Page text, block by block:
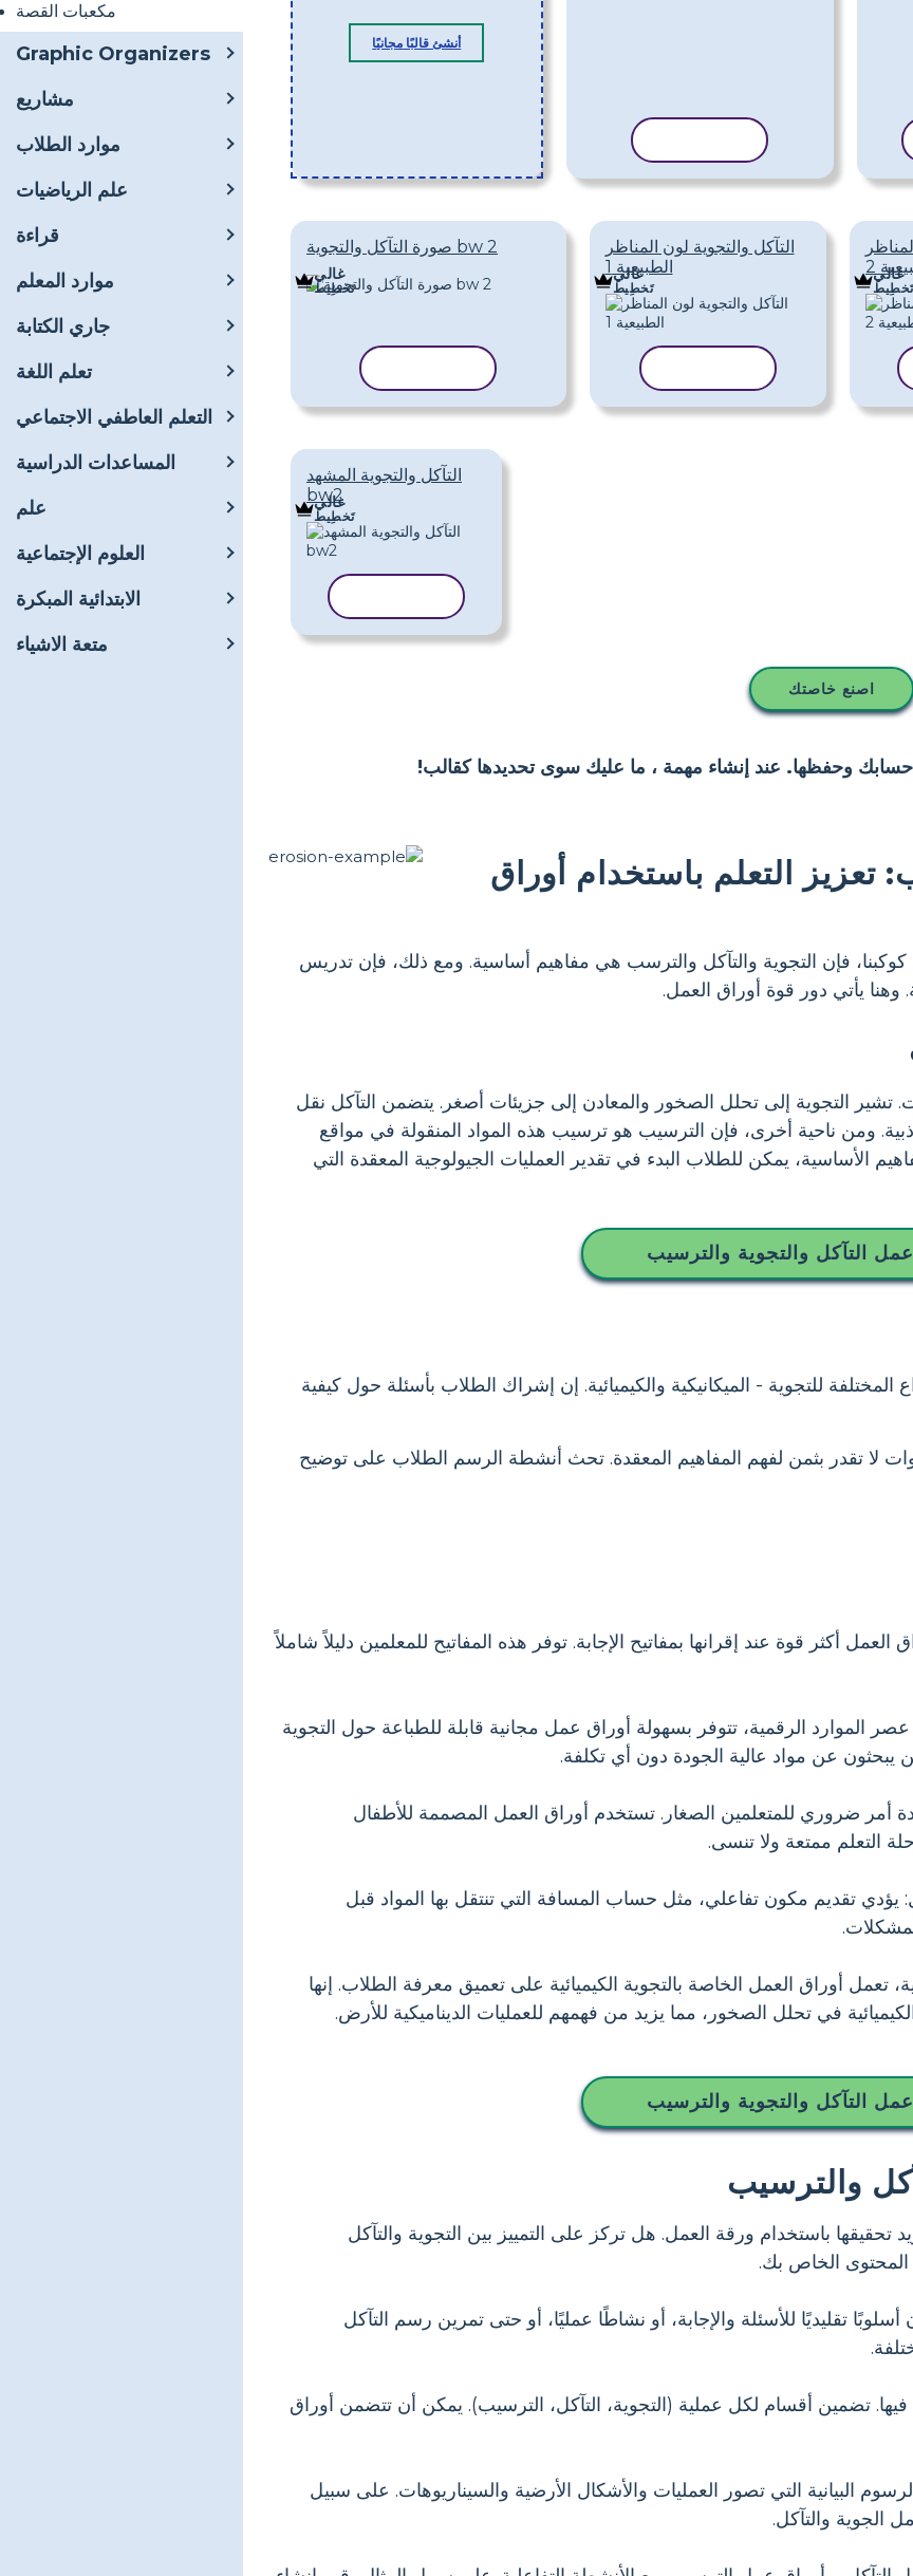
مكعبات القصة
Graphic Organizers
مشاريع
موارد الطلاب
علم الرياضيات
قراءة
موارد المعلم
جاري الكتابة
تعلم اللغة
التعلم العاطفي الاجتماعي
المساعدات الدراسية
علم
العلوم الإجتماعية
الابتدائية المبكرة
متعة الاشياء
أنشئ قالبًا مجانيًا
صورة التآكل والتجوية bw 2
غالي
تَخطِيط
التآكل والتجوية لون المناظر
الطبيعية 1
غالي
تَخطِيط
2
غالي
تَخطِيط
التآكل والتجوية المشهد
bw2
غالي
تَخطِيط
اصنع خاصتك
حسابك وحفظها. عند إنشاء مهمة ، ما عليك سوى تحديدها كقالب!
تعزيز التعلم باستخدام أوراق
كوكبنا، فإن التجوية والتآكل والترسب هي مفاهيم أساسية. ومع ذلك، فإن تدريس
وهنا يأتي دور قوة أوراق العمل.
تشير التجوية إلى تحلل الصخور والمعادن إلى جزيئات أصغر. يتضمن التآكل نقل
ومن ناحية أخرى، فإن الترسيب هو ترسيب هذه المواد المنقولة في مواقع
الأساسية، يمكن للطلاب البدء في تقدير العمليات الجيولوجية المعقدة التي
التآكل والتجوية والترسيب
للتجوية - الميكانيكية والكيميائية. إن إشراك الطلاب بأسئلة حول كيفية
لا تقدر بثمن لفهم المفاهيم المعقدة. تحث أنشطة الرسم الطلاب على توضيح
العمل أكثر قوة عند إقرانها بمفاتيح الإجابة. توفر هذه المفاتيح للمعلمين دليلاً شاملاً
الموارد الرقمية، تتوفر بسهولة أوراق عمل مجانية قابلة للطباعة حول التجوية
يبحثون عن مواد عالية الجودة دون أي تكلفة.
أمر ضروري للمتعلمين الصغار. تستخدم أوراق العمل المصممة للأطفال
التعلم ممتعة ولا تنسى.
تقديم مكون تفاعلي، مثل حساب المسافة التي تنتقل بها المواد قبل
تعمل أوراق العمل الخاصة بالتجوية الكيميائية على تعميق معرفة الطلاب. إنها
في تحلل الصخور، مما يزيد من فهمهم للعمليات الديناميكية للأرض.
التآكل والتجوية والترسيب
والترسيب
تحقيقها باستخدام ورقة العمل. هل تركز على التمييز بين التجوية والتآكل
الخاص بك.
تقليديًا للأسئلة والإجابة، أو نشاطًا عمليًا، أو حتى تمرين رسم التآكل
تضمين أقسام لكل عملية (التجوية، التآكل، الترسيب). يمكن أن تتضمن أوراق
البيانية التي تصور العمليات والأشكال الأرضية والسيناريوهات. على سبيل
الجوية والتآكل.